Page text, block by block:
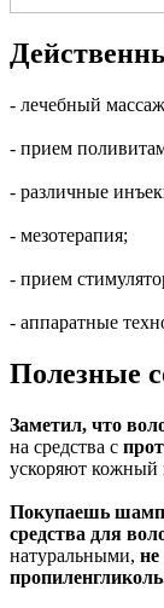
- лечебный
- прием
- различные
- мезотерапия;
- прием
- аппаратные
Полезные
Заметил, что
на средства с
ускоряют кожный
Покупаешь
средства для
натуральными, не